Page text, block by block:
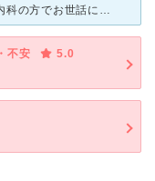
内科、心療内科がございまして、私は心療内科の方でお世話になっています。 初めは市立病院に行き、そこから紹介状の案内でこちらに通うようになりました。 通院には通い辛い場所かもしれませんが、風
不安
5.0